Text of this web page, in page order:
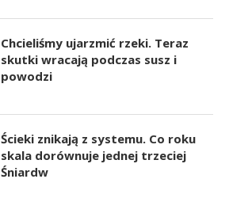
Chcieliśmy ujarzmić rzeki. Teraz
skutki wracają podczas susz i
powodzi
Ścieki znikają z systemu. Co roku
skala dorównuje jednej trzeciej
Śniardw